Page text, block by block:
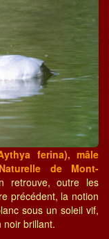
ferina), mâle
de Mont-
retrouve, outre les
précédent, la notion
sous un soleil vif,
noir brillant.